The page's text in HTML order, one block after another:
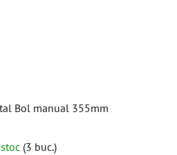
Bol manual 355mm
(3 buc.)